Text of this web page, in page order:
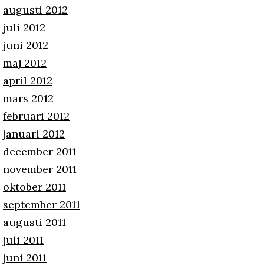
augusti 2012
juli 2012
juni 2012
maj 2012
april 2012
mars 2012
februari 2012
januari 2012
december 2011
november 2011
oktober 2011
september 2011
augusti 2011
juli 2011
juni 2011